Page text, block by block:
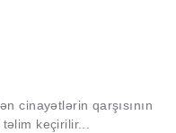
cinayətlərin qarşısının
keçirilir...